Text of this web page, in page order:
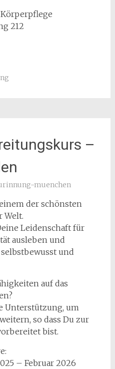
212
–
muenchen
der schönsten
Welt.
Leidenschaft für
ausleben und
und
auf das
Unterstützung, um
so dass Du zur
bist.
– Februar 2026